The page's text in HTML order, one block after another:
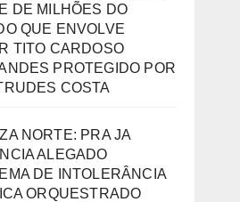
DE MILHÕES DO
QUE ENVOLVE
TITO CARDOSO
PROTEGIDO POR
COSTA
NORTE: PRA JA
ALEGADO
DE INTOLERÂNCIA
ORQUESTRADO